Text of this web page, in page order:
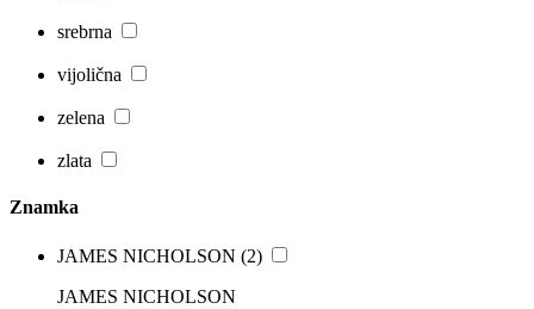
srebrna
vijolična
zelena
zlata
Znamka
JAMES NICHOLSON (2)
JAMES NICHOLSON